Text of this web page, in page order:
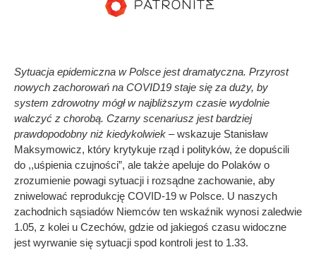
Sytuacja epidemiczna w Polsce jest dramatyczna. Przyrost
nowych zachorowań na COVID19 staje się za duży, by
system zdrowotny mógł w najbliższym czasie wydolnie
walczyć z chorobą. Czarny scenariusz jest bardziej
prawdopodobny niż kiedykolwiek –wskazuje Stanisław
Maksymowicz, który krytykuje rząd i polityków, że dopuścili
do ,,uśpienia czujności”, ale także apeluje do Polaków o
zrozumienie powagi sytuacji i rozsądne zachowanie, aby
zniwelować reprodukcję COVID-19 w Polsce. U naszych
zachodnich sąsiadów Niemców ten wskaźnik wynosi zaledwie
1.05, z kolei u Czechów, gdzie od jakiegoś czasu widoczne
jest wyrwanie się sytuacji spod kontroli jest to 1.33.